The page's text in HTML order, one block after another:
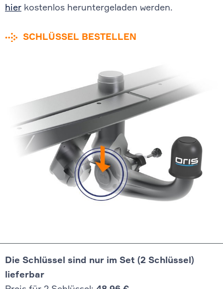
hier kostenlos heruntergeladen werden.
SCHLÜSSEL BESTELLEN
Die Schlüssel sind nur im Set (2 Schlüssel)
lieferbar